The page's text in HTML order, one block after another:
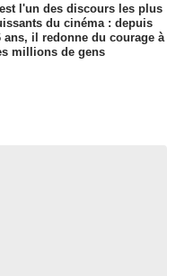
l'un des discours les plus
du cinéma : depuis
ans, il redonne du courage à
millions de gens